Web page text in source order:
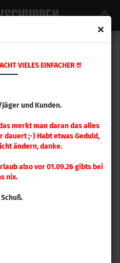
VIELES EINFACHER !!!
und Kunden.
merkt man daran das alles
;-) Habt etwas Geduld,
ändern, danke.
also vor 01.09.26 gibts bei
nix.
nach 48 pro Seite
pro Seite